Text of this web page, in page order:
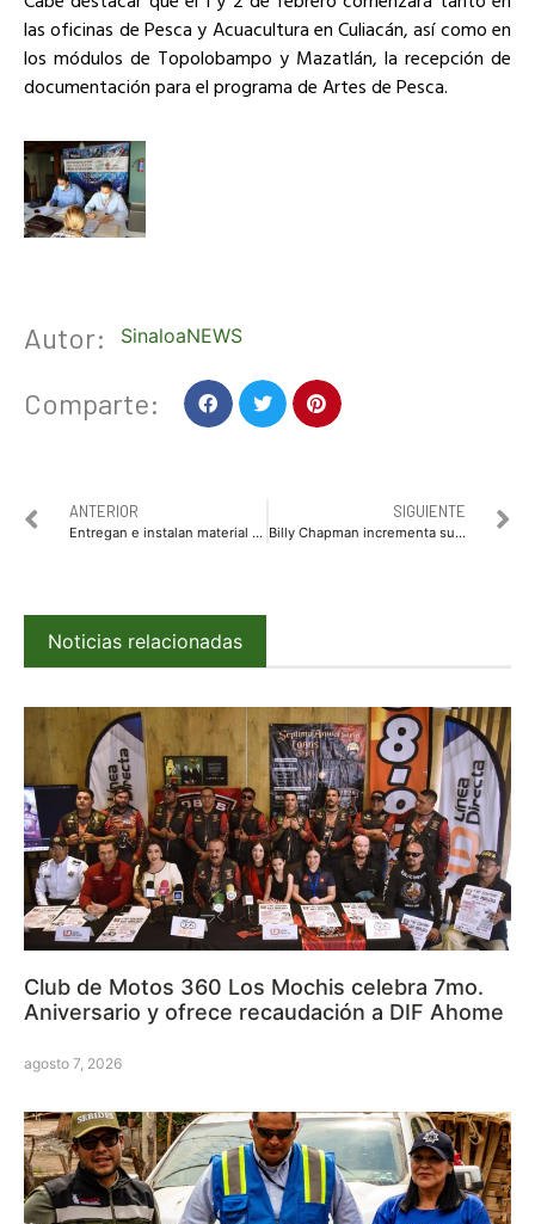
las oficinas de Pesca y Acuacultura en Culiacán, así como en
los módulos de Topolobampo y Mazatlán, la recepción de
documentación para el programa de Artes de Pesca.
Autor: SinaloaNEWS
Comparte:
ANTERIOR
Entregan e instalan material rústico a familias de Goros Pueblos
SIGUIENTE
Billy Chapman incrementa su aprobación ciudadana tiene un 57.4 por ciento y se coloca en el lugar 26: Mitofsky
Noticias relacionadas
Club de Motos 360 Los Mochis celebra 7mo.
Aniversario y ofrece recaudación a DIF Ahome
agosto 7, 2026